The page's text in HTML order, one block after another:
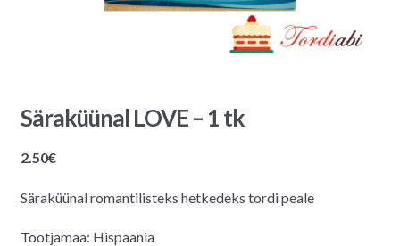
Säraküünal LOVE – 1 tk
2.50€
Säraküünal romantilisteks hetkedeks tordi peale
Tootjamaa: Hispaania